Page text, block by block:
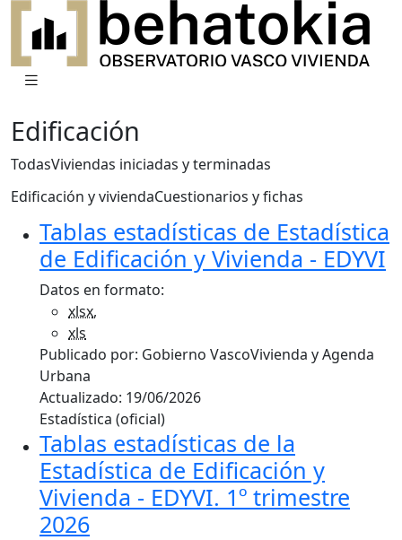
Edificación
TodasViviendas iniciadas y terminadas
Edificación y viviendaCuestionarios y fichas
Tablas estadísticas de Estadística
de Edificación y Vivienda - EDYVI
Datos en formato:
xlsx,
xls
Publicado por: Gobierno VascoVivienda y Agenda
Urbana
Actualizado: 19/06/2026
Estadística (oficial)
Tablas estadísticas de la
Estadística de Edificación y
Vivienda - EDYVI. 1º trimestre
2026